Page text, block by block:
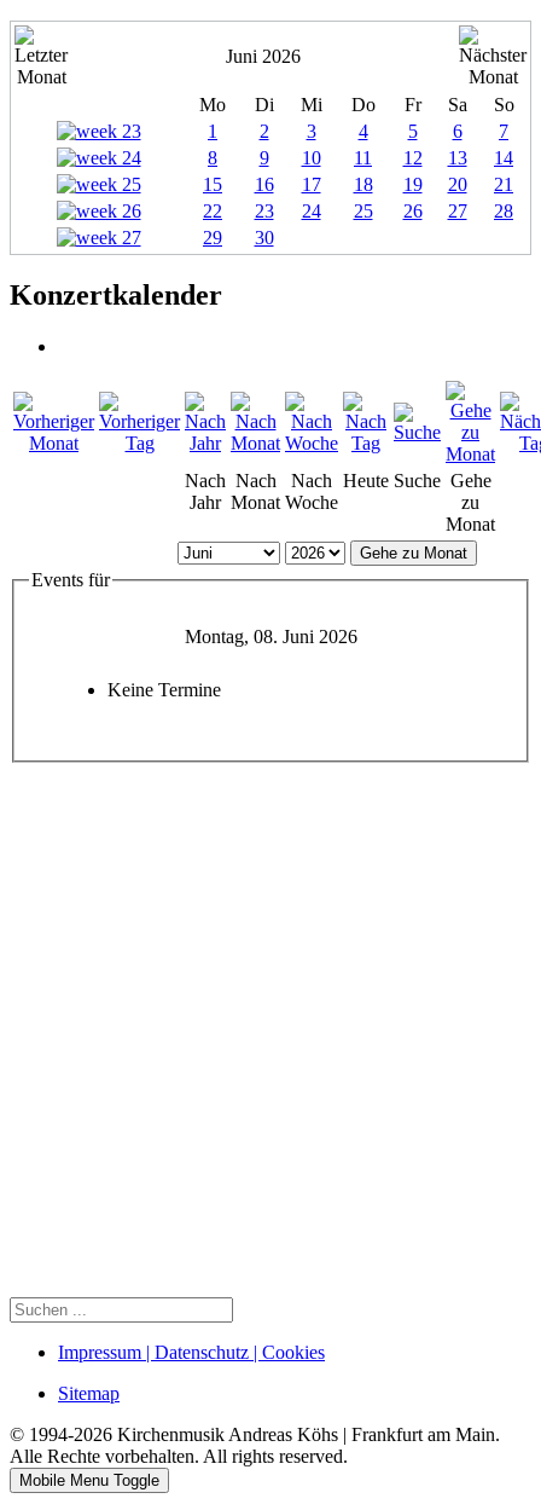
Juni 2026
Mo Di Mi Do Fr Sa
So
1
2 3 4 5 6
7
8
9 10 11 12 13
14
15
16 17 18 19 20
21
22
23 24 25 26 27
28
29
30
Konzertkalender
Nach
Jahr
Nach
Monat
Nach
Woche
Heute Suche Gehe
zu
Monat
Gehe zu Monat
Events für
Montag, 08. Juni 2026
Keine Termine
Impressum | Datenschutz | Cookies
Sitemap
© 1994-2026 Kirchenmusik Andreas Köhs | Frankfurt am Main.
Alle Rechte vorbehalten. All rights reserved.
Mobile Menu Toggle